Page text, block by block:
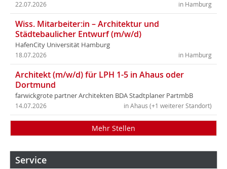
in Hamburg
22.07.2026
Wiss. Mitarbeiter:in – Architektur und
Städtebaulicher Entwurf (m/w/d)
HafenCity Universität Hamburg
in Hamburg
18.07.2026
Architekt (m/w/d) für LPH 1-5 in Ahaus oder
Dortmund
farwickgrote partner Architekten BDA Stadtplaner PartmbB
in Ahaus (+1 weiterer Standort)
14.07.2026
Mehr Stellen
Service